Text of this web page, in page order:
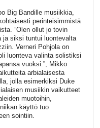
Big Bandille musiikkia,
perinteisimmistä
”Olen ollut jo tovin
ja siksi tuntui luontevalta
Verneri Pohjola on
luonteva valinta solistiksi
vuoksi.”, Mikko
arbialaisesta
jolla esimerkiksi Duke
musiikin vaikutteet
muotoihin,
käyttö tuo
sointiin.